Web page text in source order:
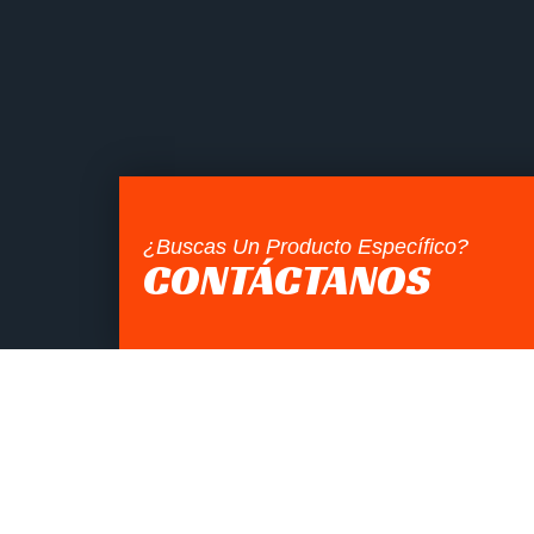
¿Buscas Un Producto Específico?
CONTÁCTANOS